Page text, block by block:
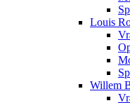
Louis
Willem